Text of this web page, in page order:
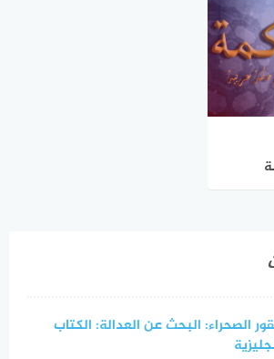
الصحراء: البحث عن العدالة: الكتاب